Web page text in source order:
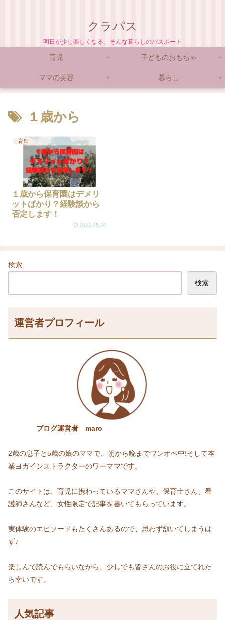
クラパス
明日が少し楽しくなる、そんな暮らしのパスポート
育児 子どものおもちゃ
ママの美容 暮らし
１歳から
育児
１歳から保育園はデメリ
ットばかり？経験談から
否定します！
2022.05.30
検索
検索
運営者プロフィール
ブログ運営者 maro
2歳の息子と5歳の娘のママで、朝から晩までワンオぺ中!そして本
業ヨガインストラクターのワーママです。
このサイトは、育児に携わっているママさんや、保育士さん、看
護師さんなど、女性限定で記事を書いてもらっています。
実体験のエピソードもたくさんあるので、思わず頷いてしまうは
ず♪
楽しんで読んでもらいながら、少しでも皆さんのお役に立てれた
ら幸いです。
人気記事